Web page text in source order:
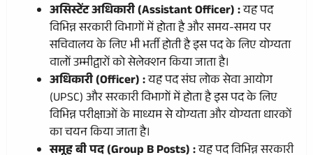
असिस्टेंट अधिकारी (Assistant Officer) :यह पद
विभिन्न सरकारी विभागों में होता है और समय-समय पर
सचिवालय के लिए भी भर्ती होती है इस पद के लिए योग्यता
वालों उम्मीद्वारों को सेलेक्शन किया जाता है।
अधिकारी (Officer) :यह पद संघ लोक सेवा आयोग
(UPSC) और सरकारी विभागों में होता है इस पद के लिए
विभिन्न परीक्षाओं के माध्यम से योग्यता और योग्यता धारकों
का चयन किया जाता है।
समूह बी पद (Group B Posts) :यह पद विभिन्न सरकारी